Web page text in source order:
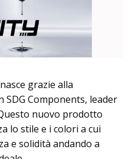
nasce grazie alla
SDG Components, leader
nuovo prodotto
lo stile e i colori a cui
e solidità andando a